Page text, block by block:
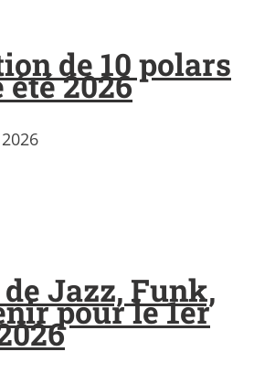
de 10 polars
2026
Jazz, Funk,
pour le 1er